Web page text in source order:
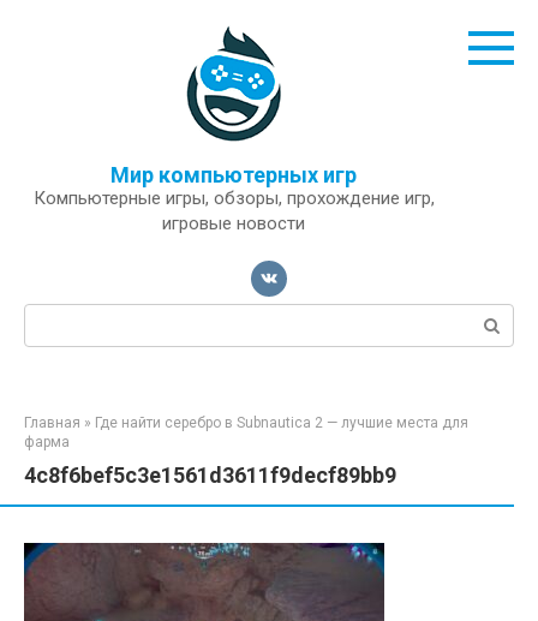
Мир компьютерных игр
Компьютерные игры, обзоры, прохождение игр,
игровые новости
Поиск:
Главная » Где найти серебро в Subnautica 2 — лучшие места для
фарма
4c8f6bef5c3e1561d3611f9decf89bb9